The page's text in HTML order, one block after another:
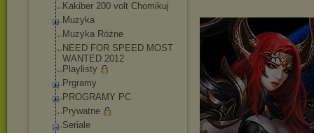
Kakiber 200 volt Chomikuj
Muzyka
Muzyka Różne
NEED FOR SPEED MOST
WANTED 2012
Playlisty
Prgramy
PROGRAMY PC
Prywatne
Seriale